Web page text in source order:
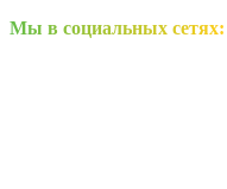
Мы в социальных сетях: